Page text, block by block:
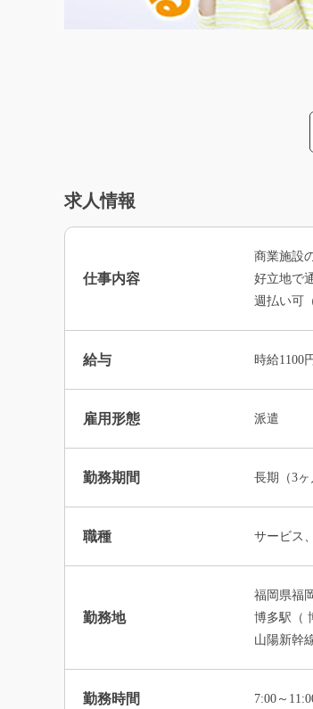
求人情報
仕事内容
商業施設
好立地で
週払い可
給与 時給1100
雇用形態 派遣
勤務期間 長期（3ヶ
職種 サービス
勤務地
福岡県福
博多駅（
山陽新幹
勤務時間 7:00～